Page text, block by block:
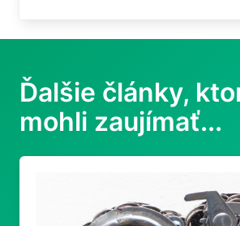
Ďalšie články,
mohli zaujímať...